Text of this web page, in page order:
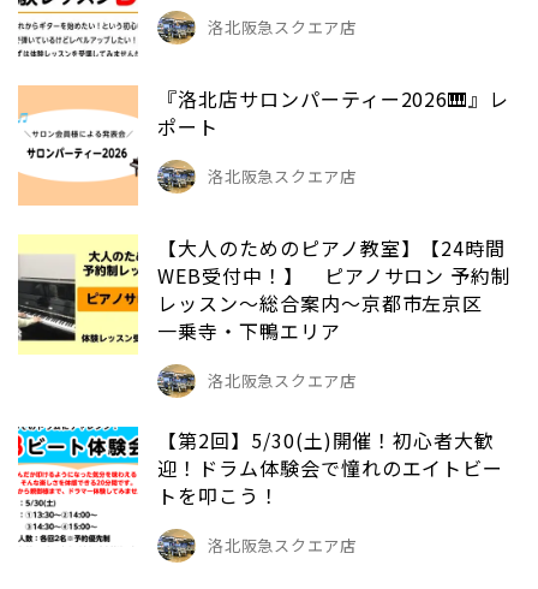
洛北阪急スクエア店
『洛北店サロンパーティー2026🎹』レ
ポート
洛北阪急スクエア店
【大人のためのピアノ教室】【24時間
WEB受付中！】 ピアノサロン 予約制
レッスン～総合案内～京都市左京区
一乗寺・下鴨エリア
洛北阪急スクエア店
【第2回】5/30(土)開催！初心者大歓
迎！ドラム体験会で憧れのエイトビー
トを叩こう！
洛北阪急スクエア店